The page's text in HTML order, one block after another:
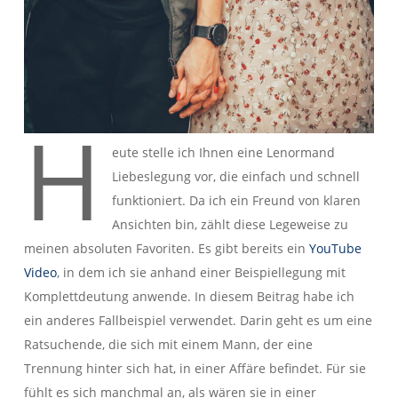
H
eute stelle ich Ihnen eine Lenormand
Liebeslegung vor, die einfach und schnell
funktioniert. Da ich ein Freund von klaren
Ansichten bin, zählt diese Legeweise zu
meinen absoluten Favoriten. Es gibt bereits ein YouTube
Video, in dem ich sie anhand einer Beispiellegung mit
Komplettdeutung anwende. In diesem Beitrag habe ich
ein anderes Fallbeispiel verwendet. Darin geht es um eine
Ratsuchende, die sich mit einem Mann, der eine
Trennung hinter sich hat, in einer Affäre befindet. Für sie
fühlt es sich manchmal an, als wären sie in einer